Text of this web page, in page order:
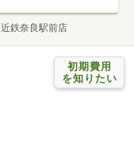
鉄奈良駅前店
初期費用
を知りたい